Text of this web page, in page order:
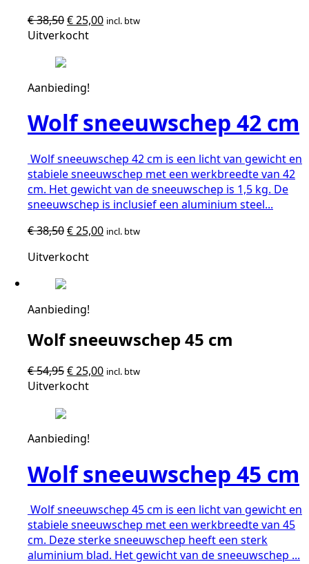
€38,50Oorspronkelijke
prijs
€25,00Huidige
incl. btw
Uitverkocht
Aanbieding!
Wolf sneeuwschep 42 cm
Wolf sneeuwschep 42 cm is een licht van gewicht en
stabiele sneeuwschep met een werkbreedte van 42
cm. Het gewicht van de sneeuwschep is 1,5 kg. De
sneeuwschep is inclusief een aluminium steel...
€38,50Oorspronkelijke
was:
€25,00Huidige
incl. btw
Uitverkocht
Aanbieding!
Wolf sneeuwschep 45 cm
€54,95Oorspronkelijke
prijs
€25,00Huidige
incl. btw
Uitverkocht
Aanbieding!
Wolf sneeuwschep 45 cm
Wolf sneeuwschep 45 cm is een licht van gewicht en
stabiele sneeuwschep met een werkbreedte van 45
cm. Deze sterke sneeuwschep heeft een sterk
aluminium blad. Het gewicht van de sneeuwschep ...